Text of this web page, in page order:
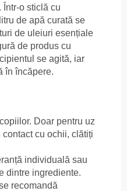
Într-o sticlă cu
de apă curată se
de uleiuri esențiale
de produs cu
se agită, iar
în încăpere.
Doar pentru uz
cu ochii, clătiți
individuală sau
dintre ingrediente.
recomandă